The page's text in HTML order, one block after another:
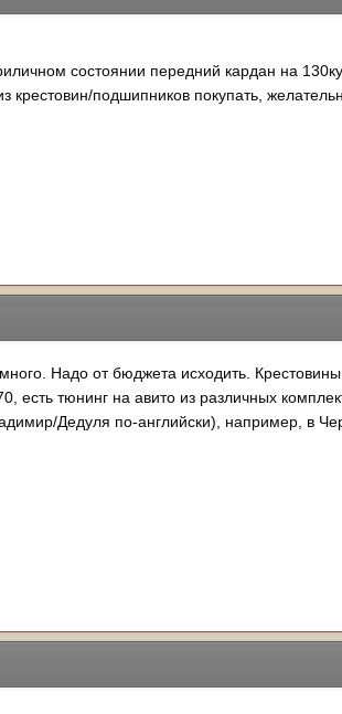
состоянии передний кардан на
крестовин/подшипников покупать,
Надо от бюджета исходить.
есть тюнинг на авито из различных
Дедуля по-английски), например, в